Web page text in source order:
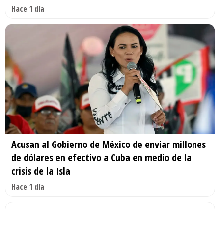
Hace 1 día
Acusan al Gobierno de México de enviar millones
de dólares en efectivo a Cuba en medio de la
crisis de la Isla
Hace 1 día